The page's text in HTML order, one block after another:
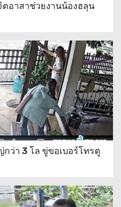
องสื่อ ตกใจกดรับสิทธิ
การไม่ผ่าน มีรายชื่อโผล่
อาสาช่วยงานน้องฮลุน
ว่า 3 โล ขู่ขอเบอร์โทรตู